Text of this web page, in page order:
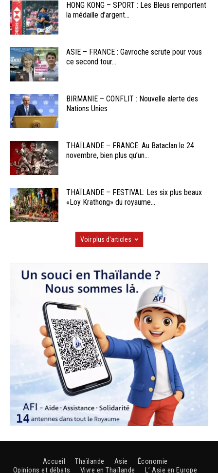
HONG KONG – SPORT : Les Bleus remportent
la médaille d’argent...
ASIE – FRANCE : Gavroche scrute pour vous
ce second tour...
BIRMANIE – CONFLIT : Nouvelle alerte des
Nations Unies
THAÏLANDE – FRANCE: Au Bataclan le 24
novembre, bien plus qu’un...
THAÏLANDE – FESTIVAL: Les six plus beaux
«Loy Krathong» du royaume...
Voir plus d'articles
Accueil Thaïlande Asie
Économie
Opinions et débats
Vivre en Thaïlande L’ Asie en Europe